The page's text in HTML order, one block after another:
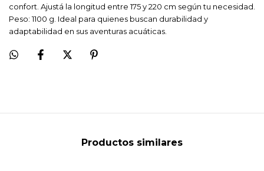
confort. Ajustá la longitud entre 175 y 220 cm según tu necesidad.
Peso: 1100 g. Ideal para quienes buscan durabilidad y
adaptabilidad en sus aventuras acuáticas.
Productos similares